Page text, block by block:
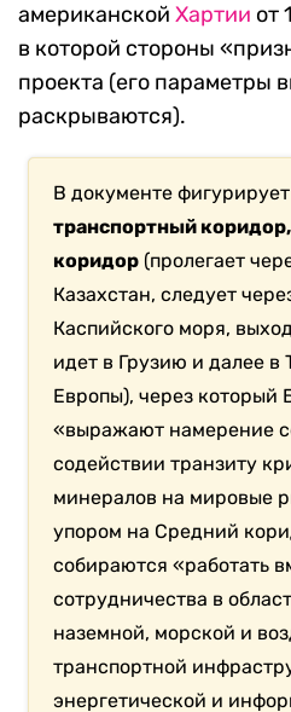
американской Хартии от
в которой стороны
проекта (его параметры
раскрываются).
В документе
транспортный
коридор (пролегает
Казахстан, следует
Каспийского моря,
идет в Грузию и далее
Европы), через который
«выражают намерение
содействии транзиту
минералов на мировые
упором на Средний
собираются «работать
сотрудничества в
наземной, морской и
транспортной
энергетической и